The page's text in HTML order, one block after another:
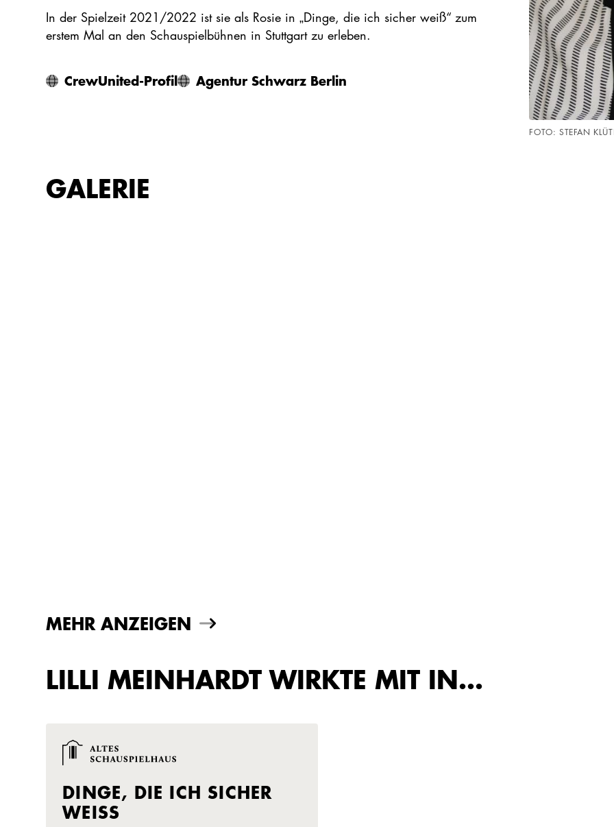
In der Spielzeit 2021/2022 ist sie als Rosie in „Dinge, die ich sicher weiß“ zum
erstem Mal an den Schauspielbühnen in Stuttgart zu erleben.
CrewUnited-Profil Agentur Schwarz Berlin
FOTO: STEFAN
GALERIE
MEHR ANZEIGEN
LILLI MEINHARDT WIRKTE MIT IN…
DINGE, DIE ICH SICHER
WEISS